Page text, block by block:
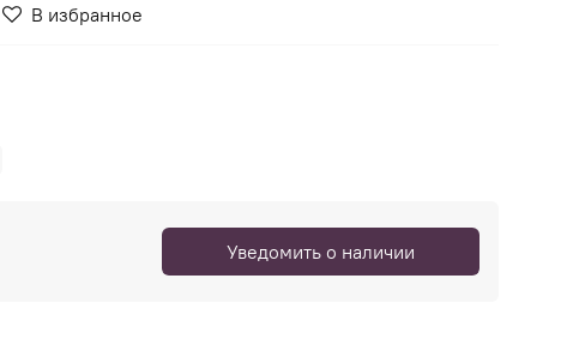
В избранное
Уведомить о наличии